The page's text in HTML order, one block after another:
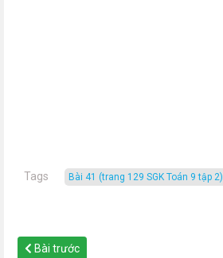
Tags Bài 41 (trang 129 SGK Toán 9 tập 2)
Bài trước